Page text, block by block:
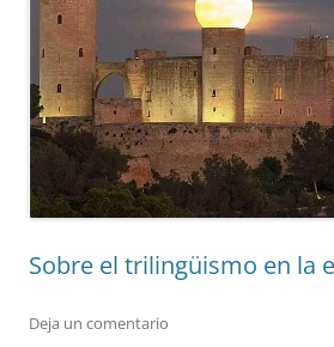
Sobre el trilingüismo en la
Deja un comentario